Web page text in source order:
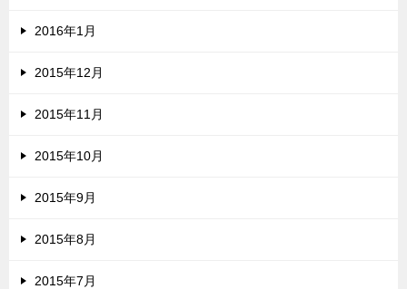
2016年1月
2015年12月
2015年11月
2015年10月
2015年9月
2015年8月
2015年7月